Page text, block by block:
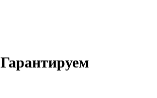
Гарантируем